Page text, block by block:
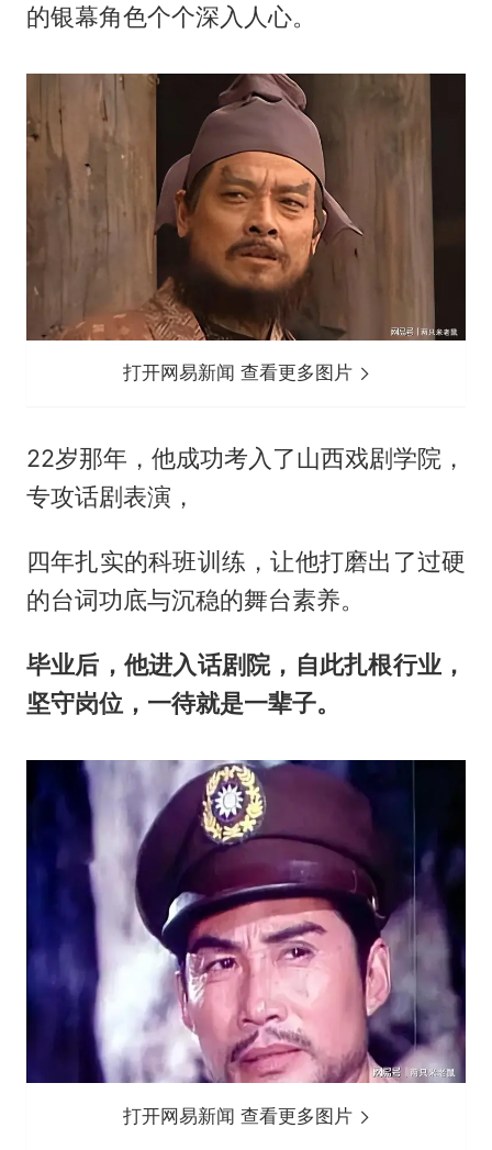
的银幕角色个个深入人心。
打开网易新闻 查看更多图片
22岁那年，他成功考入了山西戏剧学院，
专攻话剧表演，
四年扎实的科班训练，让他打磨出了过硬
的台词功底与沉稳的舞台素养。
毕业后，他进入话剧院，自此扎根行业，
坚守岗位，一待就是一辈子。
打开网易新闻 查看更多图片